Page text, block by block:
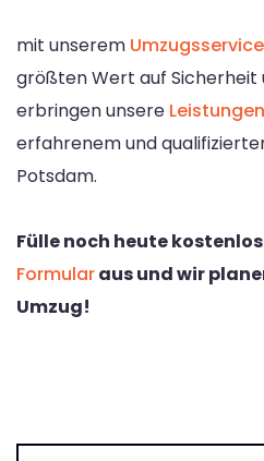
mit unserem
größten Wert auf Sicherheit
erbringen unsere Leistungen
erfahrenem und
Potsdam.
Fülle noch heute
Formularaus und wir
Umzug!